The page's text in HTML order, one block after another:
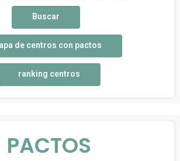
Buscar
de centros con pactos
ranking centros
PACTOS